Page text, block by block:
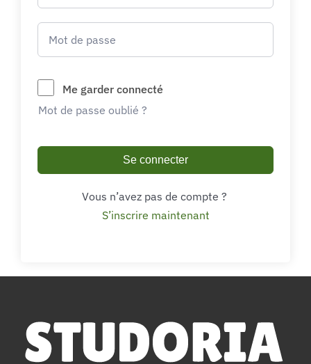
Me garder connecté
Mot de passe oublié ?
Se connecter
Vous n’avez pas de compte ?
S’inscrire maintenant